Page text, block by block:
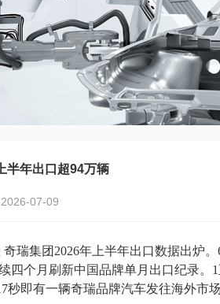
半年出口超94万辆
07-09
瑞集团2026年上半年出口数据出炉
四个月刷新中国品牌单月出口纪录。
秒即有一辆奇瑞品牌汽车发往海外市